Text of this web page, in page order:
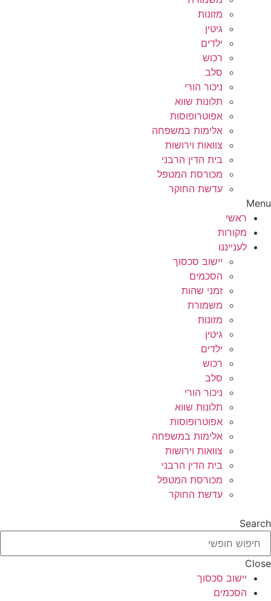
מזונות
גיטין
ילדים
רכוש
סלב
ניכור הורי
תלונות שווא
אפוטרופוסות
אלימות במשפחה
צוואות וירושות
בית הדין הרבני
מכורסת המטפל
עדשת החוקר
Menu
ראשי
מקורות
לענייננו
יישוב סכסוך
הסכמים
זמני שהות
משמורת
מזונות
גיטין
ילדים
רכוש
סלב
ניכור הורי
תלונות שווא
אפוטרופוסות
אלימות במשפחה
צוואות וירושות
בית הדין הרבני
מכורסת המטפל
עדשת החוקר
Search
Close
יישוב סכסוך
הסכמים